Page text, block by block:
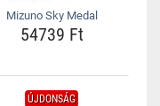
Mizuno Sky Medal
54739 Ft
ÚJDONSÁG